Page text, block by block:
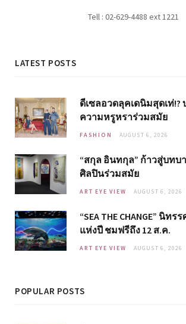
Tell : 02-629-4488 ext 1221
LATEST POSTS
ดีเซลอวดลุคเดนิมสุดเท่!?
ความหรูหราร่วมสมัย
FASHION AUGUST 6, 2026
“สกุล อินทกุล” ก้าวสู่บท
ศิลปินร่วมสมัย
ART EYE VIEW AUGUST 6, 2026
“SEA THE CHANGE” นิท
แห่งปี ชมฟรีถึง 12 ส.ค.
ART EYE VIEW AUGUST 6, 2026
POPULAR POSTS